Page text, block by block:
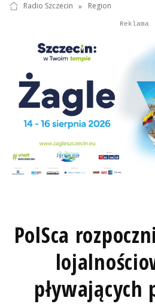
Radio Szczecin » Region
Reklama
PolSca
pływających